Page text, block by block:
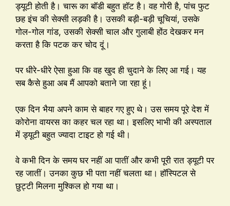
ड्यूटी होती है। चारू का बॉडी बहुत हॉट है। वह गोरी है, पांच फुट
छह इंच की सेक्सी लड़की है। उसकी बड़ी-बड़ी चूचियां, उसके
गोल-गोल गांड, उसकी सेक्सी चाल और गुलाबी होंठ देखकर मन
करता है कि पटक कर चोद दूं।
पर धीरे-धीरे ऐसा हुआ कि वह खुद ही चुदाने के लिए आ गई। यह
सब कैसे हुआ अब मैं आपको बताने जा रहा हूं।
एक दिन भैया अपने काम से बाहर गए हुए थे। उस समय पूरे देश में
कोरोना वायरस का कहर चल रहा था। इसलिए भाभी की अस्पताल
में ड्यूटी बहुत ज्यादा टाइट हो गई थी।
वे कभी दिन के समय घर नहीं आ पातीं और कभी पूरी रात ड्यूटी पर
रह जातीं। उनका कुछ भी पता नहीं चलता था। हॉस्पिटल से
छुट्टी मिलना मुश्किल हो गया था।